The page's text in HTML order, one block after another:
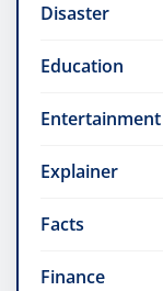
Disaster
Education
Entertainment
Explainer
Facts
Finance